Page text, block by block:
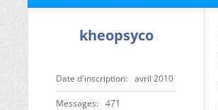
kheopsyco
Date d'inscription avril 2010
Messages 471